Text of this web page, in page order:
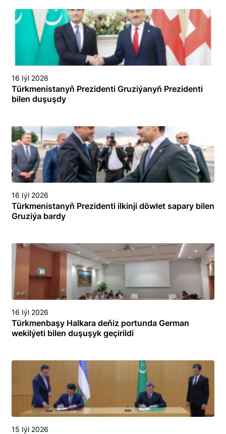
16 Iýl 2026
Türkmenistanyň Prezidenti Gruziýanyň Prezidenti
bilen duşuşdy
16 Iýl 2026
Türkmenistanyň Prezidenti ilkinji döwlet sapary bilen
Gruziýa bardy
16 Iýl 2026
Türkmenbaşy Halkara deňiz portunda German
wekilýeti bilen duşuşyk geçirildi
15 Iýl 2026